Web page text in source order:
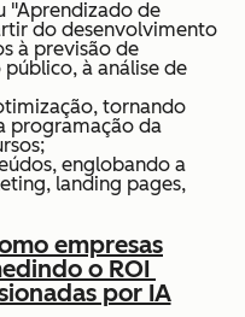
"Aprendizado de
do desenvolvimento
à previsão de
à análise de
tornando
programação da
englobando a
landing pages,
empresas
o ROI
por IA